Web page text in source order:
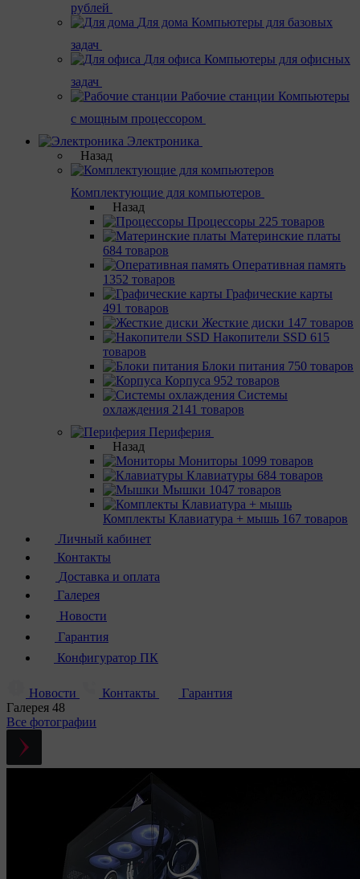
рублей
Для дома Компьютеры для базовых
задач
Для офиса Компьютеры для офисных
задач
Рабочие станции Компьютеры
с мощным процессором
Электроника
Назад
Комплектующие для компьютеров
Назад
Процессоры 225 товаров
Материнcкие платы
684 товаров
Оперативная память
1352 товаров
Графические карты
491 товаров
Жесткие диски 147 товаров
Накопители SSD 615
товаров
Блоки питания 750 товаров
Корпуса 952 товаров
Системы
охлаждения 2141 товаров
Периферия
Назад
Мониторы 1099 товаров
Клавиатуры 684 товаров
Мышки 1047 товаров
Комплекты Клавиатура + мышь 167 товаров
Личный кабинет
Контакты
Доставка и оплата
Галерея
Новости
Гарантия
Конфигуратор ПК
Новости Контакты
Гарантия
Галерея 48
Все фотографии